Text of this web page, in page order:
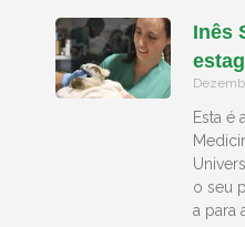
Inês
Esta é
o seu
a para